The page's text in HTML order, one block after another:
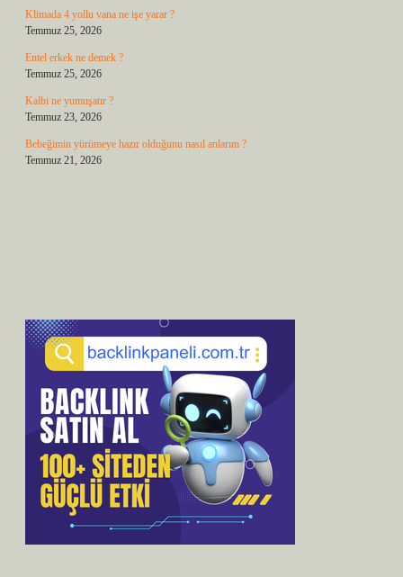
Klimada 4 yollu vana ne işe yarar ?
Temmuz 25, 2026
Entel erkek ne demek ?
Temmuz 25, 2026
Kalbi ne yumuşatır ?
Temmuz 23, 2026
Bebeğimin yürümeye hazır olduğunu nasıl anlarım ?
Temmuz 21, 2026